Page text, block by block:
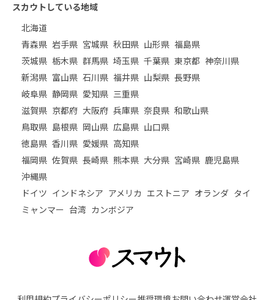
スカウトしている地域
北海道
青森県 岩手県 宮城県 秋田県 山形県 福島県
茨城県 栃木県 群馬県 埼玉県 千葉県 東京都 神奈川県
新潟県 富山県 石川県 福井県 山梨県 長野県
岐阜県 静岡県 愛知県 三重県
滋賀県 京都府 大阪府 兵庫県 奈良県 和歌山県
鳥取県 島根県 岡山県 広島県 山口県
徳島県 香川県 愛媛県 高知県
福岡県 佐賀県 長崎県 熊本県 大分県 宮崎県 鹿児島県
沖縄県
ドイツ インドネシア アメリカ エストニア オランダ タイ
ミャンマー 台湾 カンボジア